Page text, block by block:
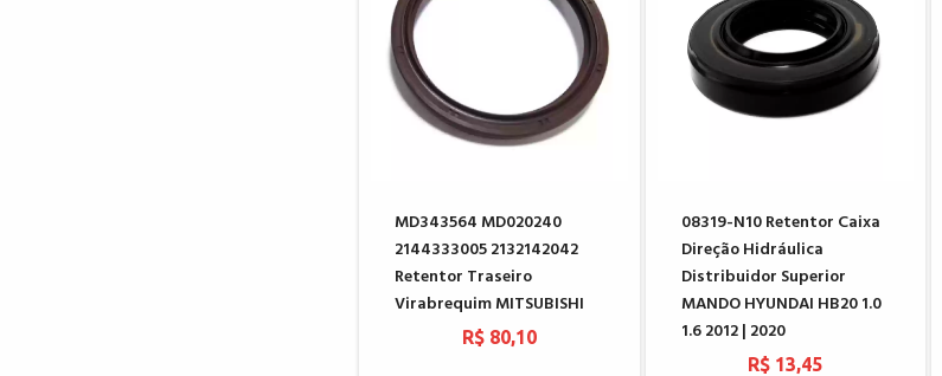
MD343564 MD020240
2144333005 2132142042
Retentor Traseiro
Virabrequim MITSUBISHI
R$ 80,10
08319-N10 Retentor Caixa
Direção Hidráulica
Distribuidor Superior
MANDO HYUNDAI HB20 1.0
1.6 2012 | 2020
R$ 13,45